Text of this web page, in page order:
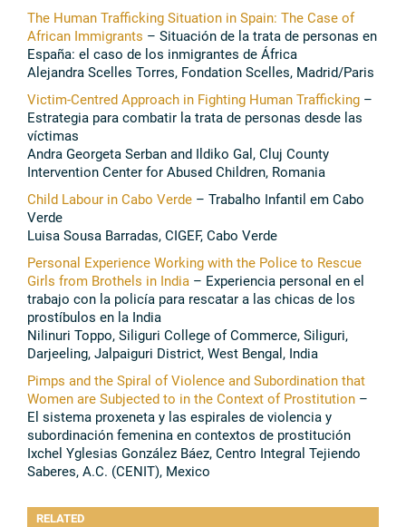
The Human Trafficking Situation in Spain: The Case of
African Immigrants – Situación de la trata de personas en
España: el caso de los inmigrantes de África
Alejandra Scelles Torres, Fondation Scelles, Madrid/Paris
Victim-Centred Approach in Fighting Human Trafficking –
Estrategia para combatir la trata de personas desde las
víctimas
Andra Georgeta Serban and Ildiko Gal, Cluj County
Intervention Center for Abused Children, Romania
Child Labour in Cabo Verde – Trabalho Infantil em Cabo
Verde
Luisa Sousa Barradas, CIGEF, Cabo Verde
Personal Experience Working with the Police to Rescue
Girls from Brothels in India – Experiencia personal en el
trabajo con la policía para rescatar a las chicas de los
prostíbulos en la India
Nilinuri Toppo, Siliguri College of Commerce, Siliguri,
Darjeeling, Jalpaiguri District, West Bengal, India
Pimps and the Spiral of Violence and Subordination that
Women are Subjected to in the Context of Prostitution –
El sistema proxeneta y las espirales de violencia y
subordinación femenina en contextos de prostitución
Ixchel Yglesias González Báez, Centro Integral Tejiendo
Saberes, A.C. (CENIT), Mexico
RELATED